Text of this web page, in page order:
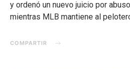
y ordenó un nuevo juicio por
mientras MLB mantiene al
COMPARTIR